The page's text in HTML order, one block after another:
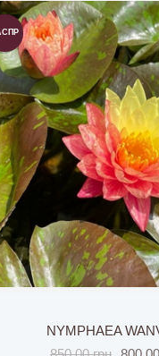
NYMPHAEA